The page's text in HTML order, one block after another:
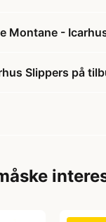
Montane -
Slippers på